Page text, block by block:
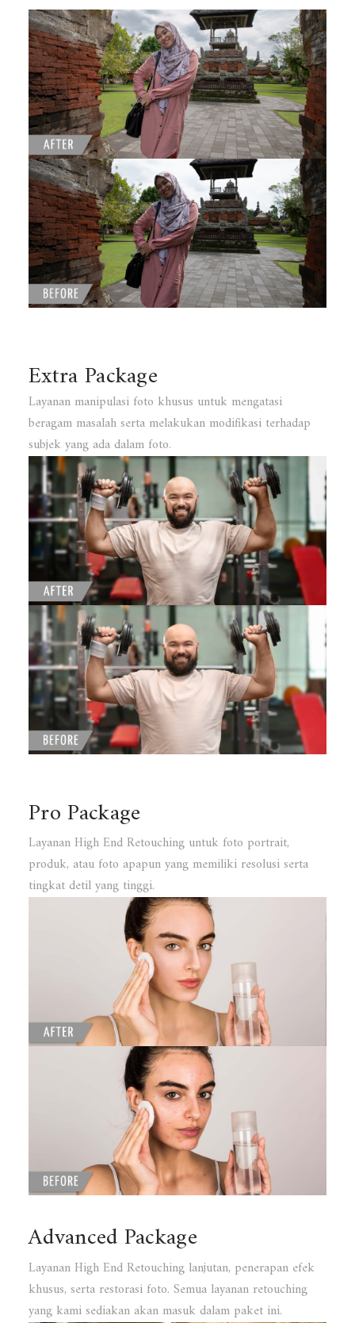
Extra Package
Layanan manipulasi foto khusus untuk mengatasi
beragam masalah serta melakukan modifikasi terhadap
subjek yang ada dalam foto.
Pro Package
Layanan High End Retouching untuk foto portrait,
produk, atau foto apapun yang memiliki resolusi serta
tingkat detil yang tinggi.
Advanced Package
Layanan High End Retouching lanjutan, penerapan efek
khusus, serta restorasi foto. Semua layanan retouching
yang kami sediakan akan masuk dalam paket ini.